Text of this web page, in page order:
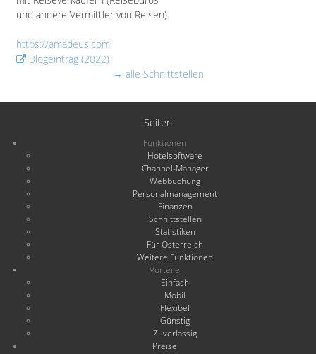
und andere Vermittler von Reisen).
https://amadeus.com
Blogeintrag (2022)
→ alle Schnittstellen
Seiten
Funktionen
Hotelsoftware
Channel-Manager
Webbuchung
Personalmanagement
Finanzen
Schnittstellen
Statistiken
Für Österreich
Weitere Funktionen
Vorteile
Einfach
Mobil
Flexibel
Günstig
Zuverlässig
Preise